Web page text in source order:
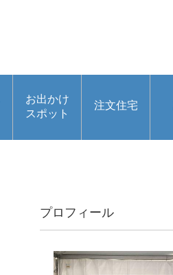
お出かけ
スポット
注文住宅
プロフィール